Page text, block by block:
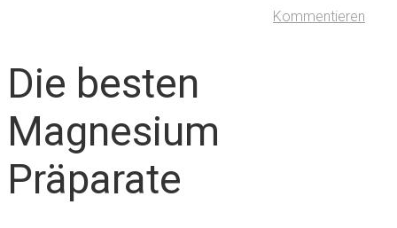
Kommentieren
Die besten
Magnesium
Präparate